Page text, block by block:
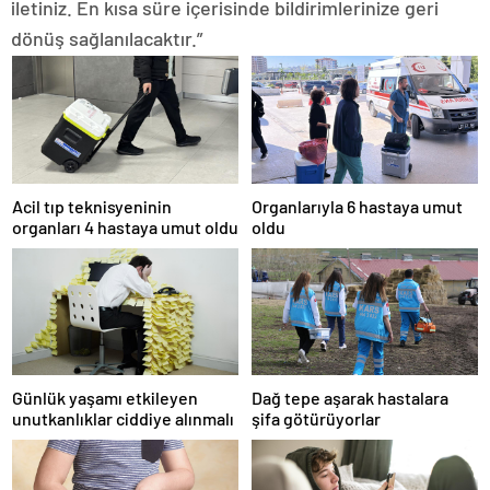
iletiniz. En kısa süre içerisinde bildirimlerinize geri
dönüş sağlanılacaktır.”
Acil tıp teknisyeninin
organları 4 hastaya umut oldu
Organlarıyla 6 hastaya umut
oldu
Günlük yaşamı etkileyen
unutkanlıklar ciddiye alınmalı
Dağ tepe aşarak hastalara
şifa götürüyorlar